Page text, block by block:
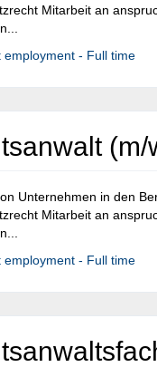
Mitarbeit an
employment - Full time
Unternehmen in den
Mitarbeit an
employment - Full time